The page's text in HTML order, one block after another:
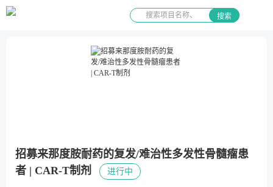
搜索
招募来那度胺耐药的复发/难治性多发性骨髓瘤患
者 | CAR-T制剂
进行中